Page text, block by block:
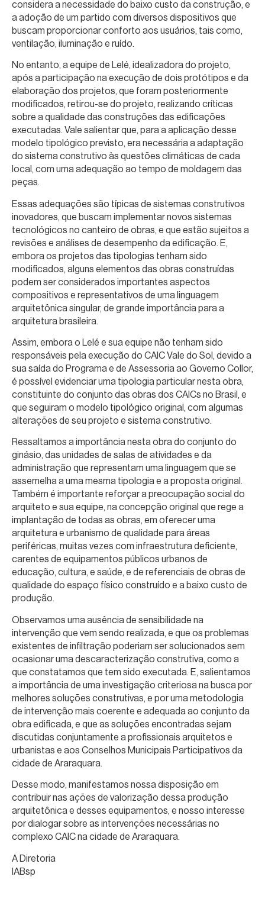
considera a necessidade do baixo custo da construção, e
a adoção de um partido com diversos dispositivos que
buscam proporcionar conforto aos usuários, tais como,
ventilação, iluminação e ruído.
No entanto, a equipe de Lelé, idealizadora do projeto,
após a participação na execução de dois protótipos e da
elaboração dos projetos, que foram posteriormente
modificados, retirou-se do projeto, realizando críticas
sobre a qualidade das construções das edificações
executadas. Vale salientar que, para a aplicação desse
modelo tipológico previsto, era necessária a adaptação
do sistema construtivo às questões climáticas de cada
local, com uma adequação ao tempo de moldagem das
peças.
Essas adequações são típicas de sistemas construtivos
inovadores, que buscam implementar novos sistemas
tecnológicos no canteiro de obras, e que estão sujeitos a
revisões e análises de desempenho da edificação. E,
embora os projetos das tipologias tenham sido
modificados, alguns elementos das obras construídas
podem ser considerados importantes aspectos
compositivos e representativos de uma linguagem
arquitetônica singular, de grande importância para a
arquitetura brasileira.
Assim, embora o Lelé e sua equipe não tenham sido
responsáveis pela execução do CAIC Vale do Sol, devido a
sua saída do Programa e de Assessoria ao Governo Collor,
é possível evidenciar uma tipologia particular nesta obra,
constituinte do conjunto das obras dos CAICs no Brasil, e
que seguiram o modelo tipológico original, com algumas
alterações de seu projeto e sistema construtivo.
Ressaltamos a importância nesta obra do conjunto do
ginásio, das unidades de salas de atividades e da
administração que representam uma linguagem que se
assemelha a uma mesma tipologia e a proposta original.
Também é importante reforçar a preocupação social do
arquiteto e sua equipe, na concepção original que rege a
implantação de todas as obras, em oferecer uma
arquitetura e urbanismo de qualidade para áreas
periféricas, muitas vezes com infraestrutura deficiente,
carentes de equipamentos públicos urbanos de
educação, cultura, e saúde, e de referenciais de obras de
qualidade do espaço físico construído e a baixo custo de
produção.
Observamos uma ausência de sensibilidade na
intervenção que vem sendo realizada, e que os problemas
existentes de infiltração poderiam ser solucionados sem
ocasionar uma descaracterização construtiva, como a
que constatamos que tem sido executada. E, salientamos
a importância de uma investigação criteriosa na busca por
melhores soluções construtivas, e por uma metodologia
de intervenção mais coerente e adequada ao conjunto da
obra edificada, e que as soluções encontradas sejam
discutidas conjuntamente a profissionais arquitetos e
urbanistas e aos Conselhos Municipais Participativos da
cidade de Araraquara.
Desse modo, manifestamos nossa disposição em
contribuir nas ações de valorização dessa produção
arquitetônica e desses equipamentos, e nosso interesse
por dialogar sobre as intervenções necessárias no
complexo CAIC na cidade de Araraquara.
A Diretoria
IABsp